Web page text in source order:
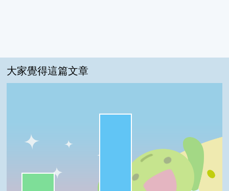
大家覺得這篇文章
一級棒:20%